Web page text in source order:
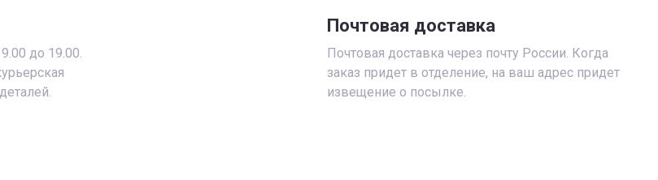
до 19.00.
Почтовая доставка
Почтовая доставка через почту России. Когда
заказ придет в отделение, на ваш адрес придет
извещение о посылке.